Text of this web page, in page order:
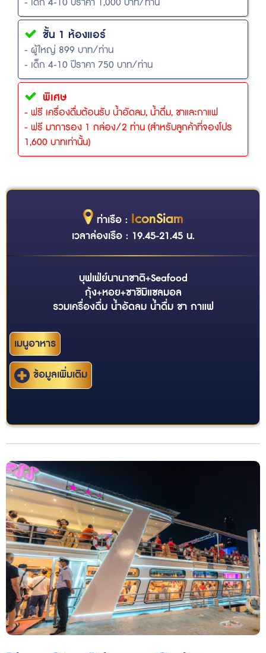
ชั้น 1 ห้องแอร์
- ผู้ใหญ่ 899 บาท/ท่าน
- เด็ก 4-10 ปีราคา 750 บาท/ท่าน
พิเศษ
- ฟรี เครื่องดื่มต้อนรับ น้ำอัดลม, น้ำดื่ม, ชาและกาแฟ
- ฟรี มาการอง 1 กล่อง/2 ท่าน (สำหรับลูกค้าที่จองโปร
1,600 บาทเท่านั้น)
ท่าเรือ : IconSiam
เวลาล่องเรือ : 19.45-21.45 น.
บุฟเฟ่ย์นานาชาติ+Seafood
กุ้ง+หอย+ซาชิมิแซลมอล
รวมเครื่องดื่ม น้ำอัดลม น้ำดื่ม ชา กาแฟ
เมนูอาหาร
ข้อมูลเพิ่มเติม